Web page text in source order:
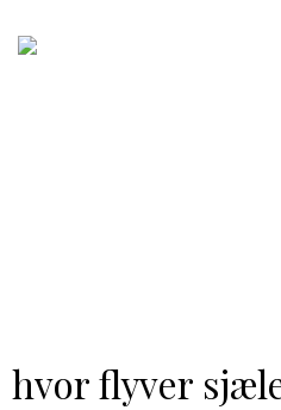
hvor flyver